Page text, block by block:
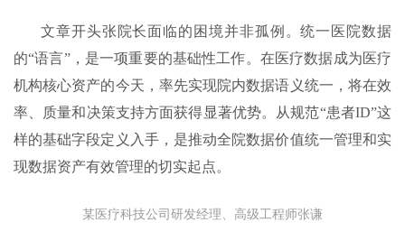
文章开头张院长面临的困境并非孤例。统一医院数据
的“语言”，是一项重要的基础性工作。在医疗数据成为医疗
机构核心资产的今天，率先实现院内数据语义统一，将在效
率、质量和决策支持方面获得显著优势。从规范“患者ID”这
样的基础字段定义入手，是推动全院数据价值统一管理和实
现数据资产有效管理的切实起点。
某医疗科技公司研发经理、高级工程师张谦